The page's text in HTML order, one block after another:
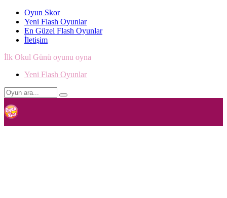
Oyun Skor
Yeni Flash Oyunlar
En Güzel Flash Oyunlar
İletişim
İlk Okul Günü oyunu oyna
Yeni Flash Oyunlar